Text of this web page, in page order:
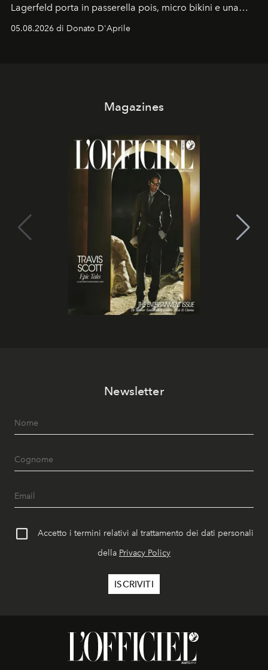
Lagerfeld porta in passerella pois, micro bikini e una
logomania pensata per la spiaggia
Kate, Claudia e Carla una dietro l'altra. Trent'anni dopo,
05.08.2026 di Donato D'Aprile
Magazines
Newsletter
Accetto i termini relativi al trattamento dei dati personali
della Privacy Policy